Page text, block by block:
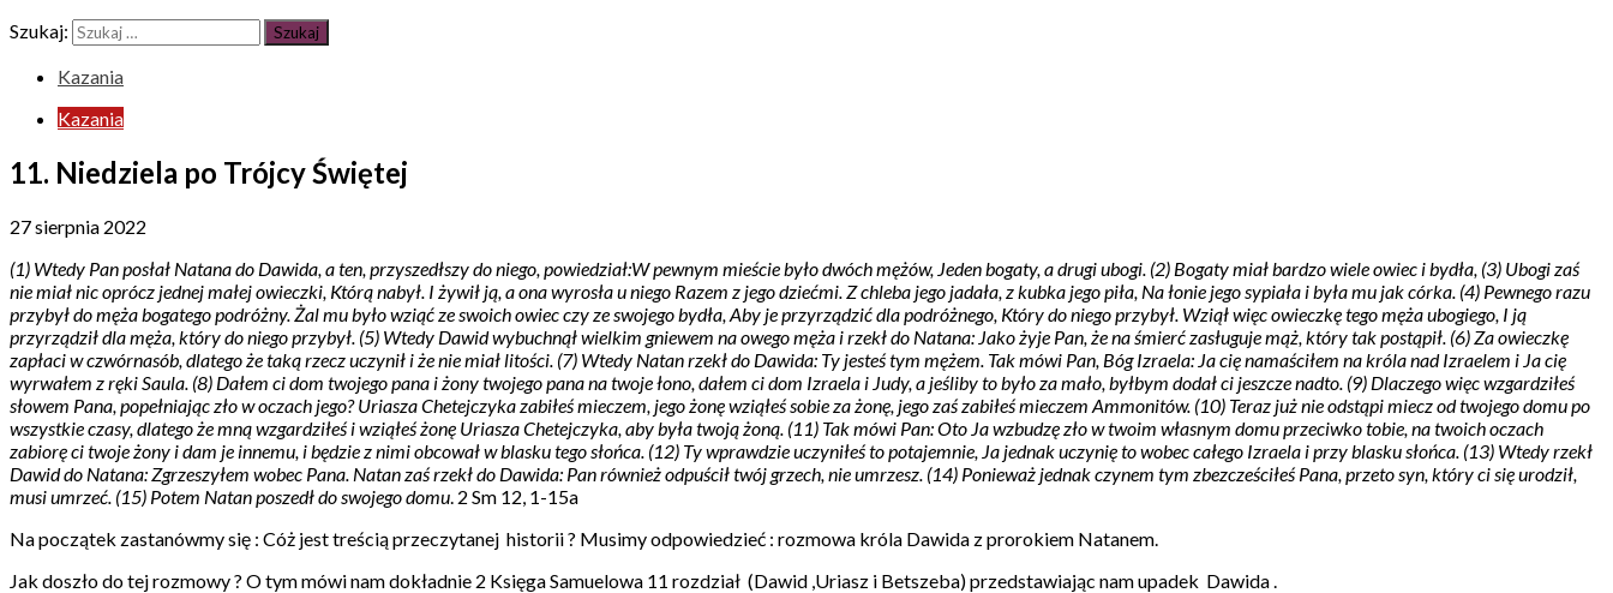
Szukaj:
Kazania
Kazania
11. Niedziela po Trójcy Świętej
27 sierpnia 2022
(1) Wtedy Pan posłał Natana do Dawida, a ten, przyszedłszy do niego, powiedział:W pewnym mieście było dwóch mężów, Jeden bogaty, a drugi ubogi. (2) Bogaty miał bardzo wiele owiec i bydła, (3) Ubogi zaś
nie miał nic oprócz jednej małej owieczki, Którą nabył. I żywił ją, a ona wyrosła u niego Razem z jego dziećmi. Z chleba jego jadała, z kubka jego piła, Na łonie jego sypiała i była mu jak córka. (4) Pewnego razu
przybył do męża bogatego podróżny. Żal mu było wziąć ze swoich owiec czy ze swojego bydła, Aby je przyrządzić dla podróżnego, Który do niego przybył. Wziął więc owieczkę tego męża ubogiego, I ją
przyrządził dla męża, który do niego przybył. (5) Wtedy Dawid wybuchnął wielkim gniewem na owego męża i rzekł do Natana: Jako żyje Pan, że na śmierć zasługuje mąż, który tak postąpił. (6) Za owieczkę
zapłaci w czwórnasób, dlatego że taką rzecz uczynił i że nie miał litości. (7) Wtedy Natan rzekł do Dawida: Ty jesteś tym mężem. Tak mówi Pan, Bóg Izraela: Ja cię namaściłem na króla nad Izraelem i Ja cię
wyrwałem z ręki Saula. (8) Dałem ci dom twojego pana i żony twojego pana na twoje łono, dałem ci dom Izraela i Judy, a jeśliby to było za mało, byłbym dodał ci jeszcze nadto. (9) Dlaczego więc wzgardziłeś
słowem Pana, popełniając zło w oczach jego? Uriasza Chetejczyka zabiłeś mieczem, jego żonę wziąłeś sobie za żonę, jego zaś zabiłeś mieczem Ammonitów. (10) Teraz już nie odstąpi miecz od twojego domu po
wszystkie czasy, dlatego że mną wzgardziłeś i wziąłeś żonę Uriasza Chetejczyka, aby była twoją żoną. (11) Tak mówi Pan: Oto Ja wzbudzę zło w twoim własnym domu przeciwko tobie, na twoich oczach
zabiorę ci twoje żony i dam je innemu, i będzie z nimi obcował w blasku tego słońca. (12) Ty wprawdzie uczyniłeś to potajemnie, Ja jednak uczynię to wobec całego Izraela i przy blasku słońca. (13) Wtedy rzekł
Dawid do Natana: Zgrzeszyłem wobec Pana. Natan zaś rzekł do Dawida: Pan również odpuścił twój grzech, nie umrzesz. (14) Ponieważ jednak czynem tym zbezcześciłeś Pana, przeto syn, który ci się urodził,
musi umrzeć. (15) Potem Natan poszedł do swojego domu. 2 Sm 12, 1-15a
Na początek zastanówmy się : Cóż jest treścią przeczytanej historii ? Musimy odpowiedzieć : rozmowa króla Dawida z prorokiem Natanem.
Jak doszło do tej rozmowy ? O tym mówi nam dokładnie 2 Księga Samuelowa 11 rozdział (Dawid ,Uriasz i Betszeba) przedstawiając nam upadek Dawida .